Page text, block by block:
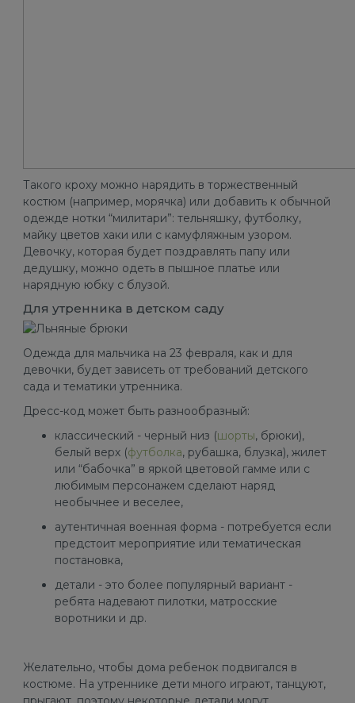
Такого кроху можно нарядить в торжественный
костюм (например, морячка) или добавить к обычной
одежде нотки “милитари”: тельняшку, футболку,
майку цветов хаки или с камуфляжным узором.
Девочку, которая будет поздравлять папу или
дедушку, можно одеть в пышное платье или
нарядную юбку с блузой.
Для утренника в детском саду
Одежда для мальчика на 23 февраля, как и для
девочки, будет зависеть от требований детского
сада и тематики утренника.
Дресс-код может быть разнообразный:
классический - черный низ (шорты, брюки),
белый верх (футболка, рубашка, блузка), жилет
или “бабочка” в яркой цветовой гамме или с
любимым персонажем сделают наряд
необычнее и веселее,
аутентичная военная форма - потребуется если
предстоит мероприятие или тематическая
постановка,
детали - это более популярный вариант -
ребята надевают пилотки, матросские
воротники и др.
Желательно, чтобы дома ребенок подвигался в
костюме. На утреннике дети много играют, танцуют,